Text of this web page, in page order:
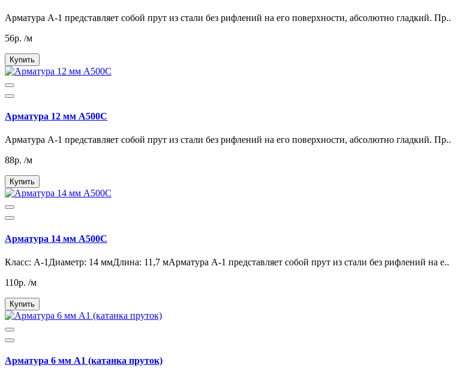
Арматура А-1 представляет собой прут из стали без рифлений на его поверхности, абсолютно гладкий. Пр..
56р. /м
Купить
Арматура 12 мм А500С
Арматура А-1 представляет собой прут из стали без рифлений на его поверхности, абсолютно гладкий. Пр..
88р. /м
Купить
Арматура 14 мм А500С
Класс: А-1Диаметр: 14 ммДлина: 11,7 мАрматура А-1 представляет собой прут из стали без рифлений на е..
110р. /м
Купить
Арматура 6 мм А1 (катанка пруток)